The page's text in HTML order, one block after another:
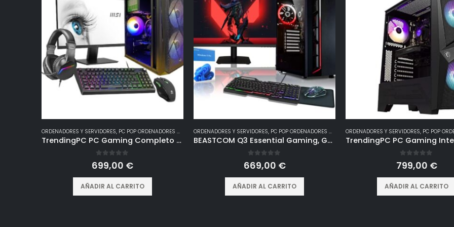
ORDENADORES Y SERVIDORES, PC POP ORDENADORES GAMING
TrendingPC PC Gaming Completo Ryzen 5 5600G Pro 6X 4,40Ghz • 32Gb RAM DDR4 RGB • 1tb m.2 SSD • AMD Radeon Vega 7 Graphics • Windows 11 • WiFi • Monitor 24″ 75hz • Teclado,Auriculares y ratón Gamer
out of 5
699,00 €
AÑADIR AL CARRITO
ORDENADORES Y SERVIDORES, PC POP ORDENADORES GAMING
BEASTCOM Q3 Essential Gaming, Gaming PC, AMD Ryzen 3 4X4,00GHz, 4K Vega de 8 núcleos Gráfico, 8GB RAM, 256GB SSD, Pantalla LED de 24″, Teclado, ratón, Alfombrilla de ratón, Windows 11 Pro
out of 5
669,00 €
AÑADIR AL CARRITO
ORDENADORES Y SERVIDORES, PC POP
out of 5
799,00 €
AÑADIR AL CARRITO